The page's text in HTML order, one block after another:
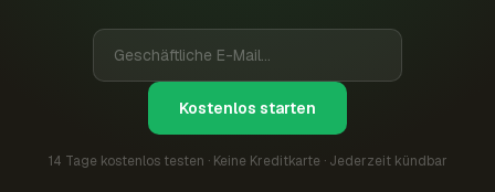
Kostenlos starten
14 Tage kostenlos testen · Keine Kreditkarte · Jederzeit kündbar